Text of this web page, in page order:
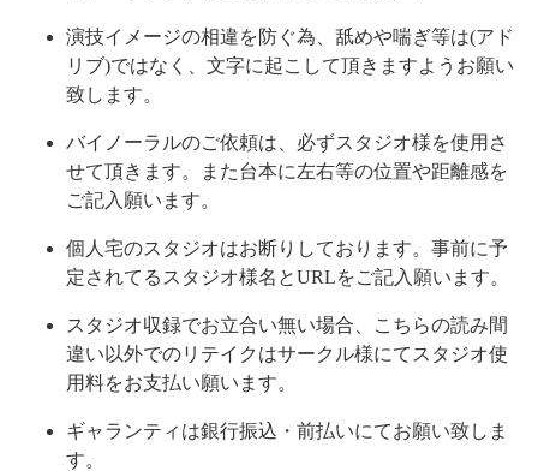
演技イメージの相違を防ぐ為、舐めや喘ぎ等は(アド
リブ)ではなく、文字に起こして頂きますようお願い
致します。
バイノーラルのご依頼は、必ずスタジオ様を使用さ
せて頂きます。また台本に左右等の位置や距離感を
ご記入願います。
個人宅のスタジオはお断りしております。事前に予
定されてるスタジオ様名とURLをご記入願います。
スタジオ収録でお立合い無い場合、こちらの読み間
違い以外でのリテイクはサークル様にてスタジオ使
用料をお支払い願います。
ギャランティは銀行振込・前払いにてお願い致しま
す。